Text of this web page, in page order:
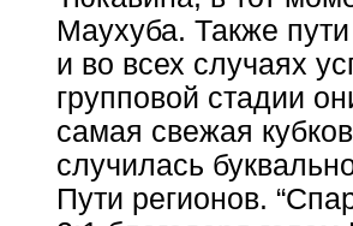
Маухуба. Также
и во всех случаях
групповой стадии
самая свежая
случилась
Пути регионов.